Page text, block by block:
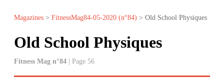
Magazines > FitnessMag84-05-2020 (n°84) > Old School Physiques
Old School Physiques
Fitness Mag n°84 | Page 56